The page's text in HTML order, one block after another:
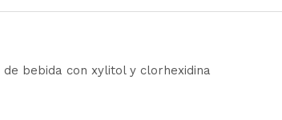
bebida con xylitol y clorhexidina